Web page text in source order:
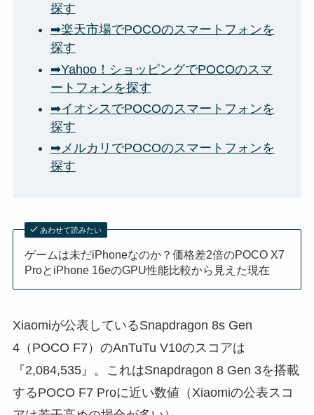
探す
➡楽天市場でPOCOのスマートフォンを
探す
➡Yahoo！ショッピングでPOCOのスマ
ートフォンを探す
➡イオシスでPOCOのスマートフォンを
探す
➡メルカリでPOCOのスマートフォンを
探す
あわせて読みたい
ゲームは未だiPhoneなのか？価格差2倍のPOCO X7
ProとiPhone 16eのGPU性能比較から見えた現在
Xiaomiが公表しているSnapdragon 8s Gen
4（POCO F7）のAnTuTu V10のスコアは
『2,084,535』。これはSnapdragon 8 Gen 3を搭載
するPOCO F7 Proに近い数値（Xiaomiの公表スコ